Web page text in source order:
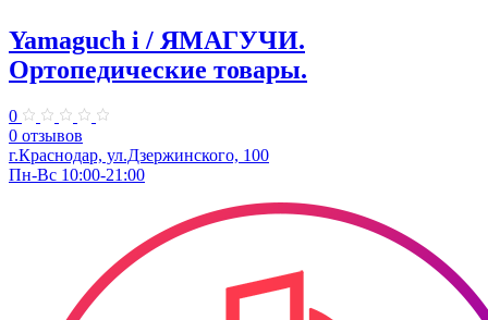
Yamaguch i / ЯМАГУЧИ.
Ортопедические товары.
0
0 отзывов
г.Краснодар, ул.Дзержинского, 100
Пн-Вс 10:00-21:00